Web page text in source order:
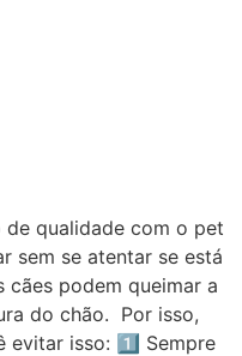
qualidade com o pet
sem se atentar se está
podem queimar a
do chão. Por isso,
evitar isso: 1️⃣ Sempre